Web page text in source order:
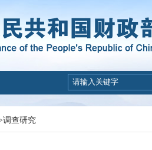
调查研究